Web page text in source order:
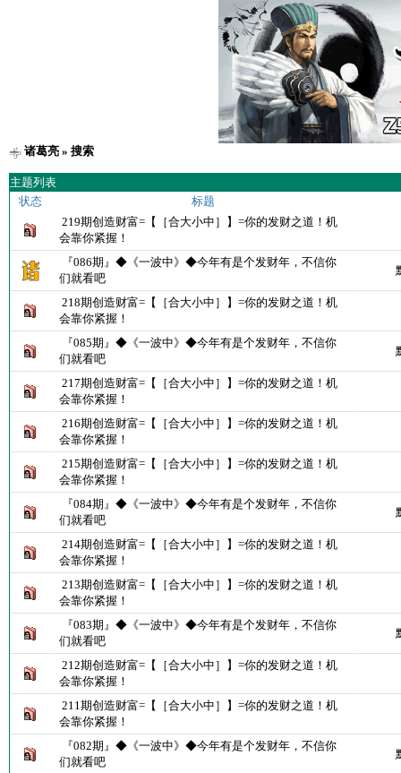
诸葛亮» 搜索
主题列表
状态
标题
219期创造财富=【［合大小中］】=你的发财之道！机
会靠你紧握！
『086期』◆《一波中》◆今年有是个发财年，不信你
们就看吧
218期创造财富=【［合大小中］】=你的发财之道！机
会靠你紧握！
『085期』◆《一波中》◆今年有是个发财年，不信你
们就看吧
217期创造财富=【［合大小中］】=你的发财之道！机
会靠你紧握！
216期创造财富=【［合大小中］】=你的发财之道！机
会靠你紧握！
215期创造财富=【［合大小中］】=你的发财之道！机
会靠你紧握！
『084期』◆《一波中》◆今年有是个发财年，不信你
们就看吧
214期创造财富=【［合大小中］】=你的发财之道！机
会靠你紧握！
213期创造财富=【［合大小中］】=你的发财之道！机
会靠你紧握！
『083期』◆《一波中》◆今年有是个发财年，不信你
们就看吧
212期创造财富=【［合大小中］】=你的发财之道！机
会靠你紧握！
211期创造财富=【［合大小中］】=你的发财之道！机
会靠你紧握！
『082期』◆《一波中》◆今年有是个发财年，不信你
们就看吧